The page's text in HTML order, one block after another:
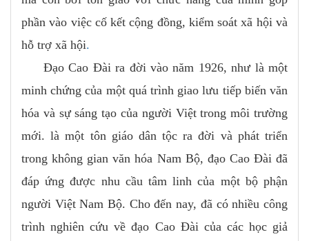
phần vào việc cố kết cộng đồng, kiểm soát xã hội và
hỗ trợ xã hội.
Đạo Cao Đài ra đời vào năm 1926, như là một
minh chứng của một quá trình giao lưu tiếp biến văn
hóa và sự sáng tạo của người Việt trong môi trường
mới. là một tôn giáo dân tộc ra đời và phát triển
trong không gian văn hóa Nam Bộ, đạo Cao Đài đã
đáp ứng được nhu cầu tâm linh của một bộ phận
người Việt Nam Bộ. Cho đến nay, đã có nhiều công
trình nghiên cứu về đạo Cao Đài của các học giả